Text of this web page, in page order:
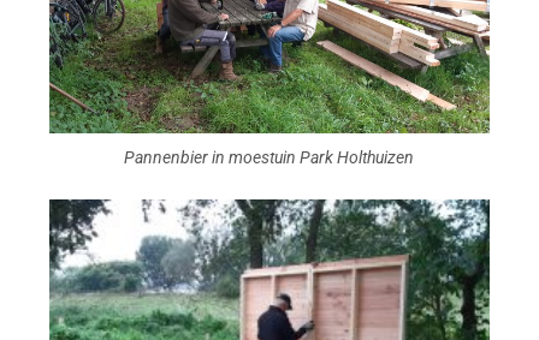
Pannenbier in moestuin Park Holthuizen